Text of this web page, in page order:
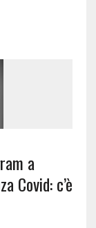
a
Covid: c’è